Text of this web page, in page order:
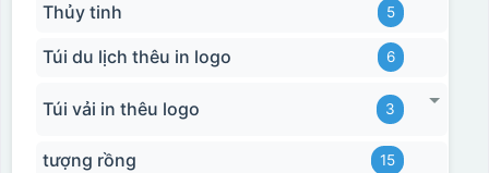
Thủy tinh 5
Túi du lịch thêu in logo 6
Túi vải in thêu logo 3
tượng rồng 15